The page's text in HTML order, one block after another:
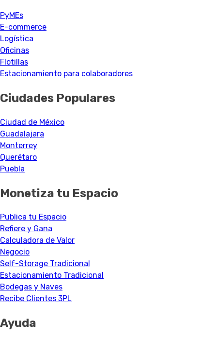
PyMEs
E-commerce
Logística
Oficinas
Flotillas
Estacionamiento para colaboradores
Ciudades Populares
Ciudad de México
Guadalajara
Monterrey
Querétaro
Puebla
Monetiza tu Espacio
Publica tu Espacio
Refiere y Gana
Calculadora de Valor
Negocio
Self-Storage Tradicional
Estacionamiento Tradicional
Bodegas y Naves
Recibe Clientes 3PL
Ayuda